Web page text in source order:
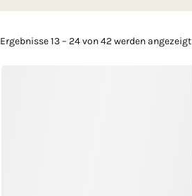
Ergebnisse 13 – 24 von 42 werden angezeigt